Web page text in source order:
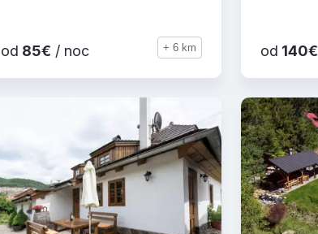
od 85€ / noc + 6 km od 140€